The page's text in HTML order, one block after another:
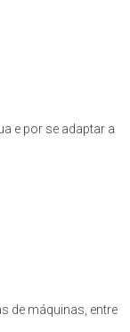
e por se adaptar a
de máquinas, entre